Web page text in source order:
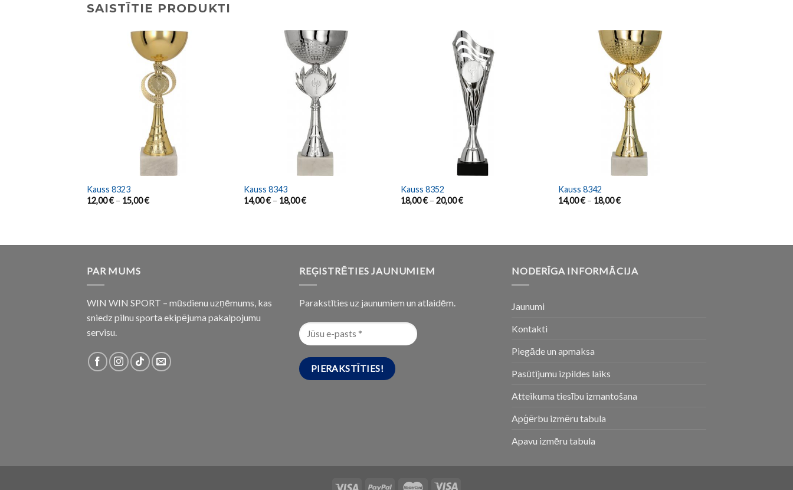
SAISTĪTIE PRODUKTI
Kauss 8323
12,00€– 15,00€
Kauss 8343
14,00€– 18,00€
Kauss 8352
18,00€–20,00€
Kauss 8342
14,00€– 18,00€
PAR MUMS
WIN WIN SPORT – mūsdienu uzņēmums, kas
sniedz pilnu sporta ekipējuma pakalpojumu
servisu.
REĢISTRĒTIES JAUNUMIEM
Parakstīties uz jaunumiem un atlaidēm.
NODERĪGA INFORMĀCIJA
Jaunumi
Kontakti
Piegāde un apmaksa
Pasūtījumu izpildes laiks
Atteikuma tiesību izmantošana
Apģērbu izmēru tabula
Apavu izmēru tabula